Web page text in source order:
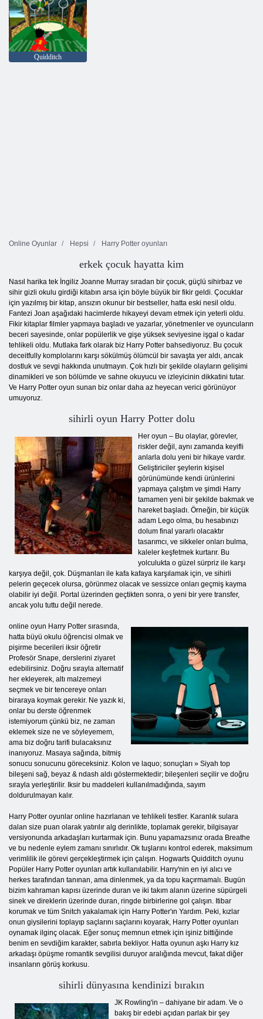
Quidditch
Online Oyunlar Hepsi Harry Potter oyunları
erkek çocuk hayatta kim
Nasıl harika tek İngiliz Joanne Murray sıradan bir çocuk, güçlü sihirbaz ve
sihir gizli okulu girdiği kitabın arsa için böyle büyük bir fikir geldi. Çocuklar
için yazılmış bir kitap, ansızın okunur bir bestseller, hatta eski nesil oldu.
Fantezi Joan aşağıdaki hacimlerde hikayeyi devam etmek için yeterli oldu.
Fikir kitaplar filmler yapmaya başladı ve yazarlar, yönetmenler ve oyuncuların
beceri sayesinde, onlar popülerlik ve gişe yüksek seviyesine işgal o kadar
tehlikeli oldu. Mutlaka fark olarak biz Harry Potter bahsediyoruz. Bu çocuk
deceitfully komplolarını karşı sökülmüş ölümcül bir savaşta yer aldı, ancak
dostluk ve sevgi hakkında unutmayın. Çok hızlı bir şekilde olayların gelişimi
dinamikleri ve son bölümde ve sahne okuyucu ve izleyicinin dikkatini tutar.
Ve Harry Potter oyun sunan biz onlar daha az heyecan verici görünüyor
umuyoruz.
sihirli oyun Harry Potter dolu
Her oyun – Bu olaylar, görevler,
riskler değil, aynı zamanda keyifli
anlarla dolu yeni bir hikaye vardır.
Geliştiriciler şeylerin kişisel
görünümünde kendi ürünlerini
yapmaya çalıştım ve şimdi Harry
tamamen yeni bir şekilde bakmak ve
hareket başladı. Örneğin, bir küçük
adam Lego olma, bu hesabınızı
dolum final yararlı olacaktır
tasarımcı, ve sikkeler onları bulma,
kaleler keşfetmek kurtarır. Bu
yolculukta o güzel sürpriz ile karşı
karşıya değil, çok. Düşmanları ile kafa kafaya karşılamak için, ve sihirli
pelerin geçecek olursa, görünmez olacak ve sessizce onları geçmiş kayma
olabilir iyi değil. Portal üzerinden geçtikten sonra, o yeni bir yere transfer,
ancak yolu tuttu değil nerede.
online oyun Harry Potter sırasında,
hatta büyü okulu öğrencisi olmak ve
pişirme becerileri iksir öğretir
Profesör Snape, derslerini ziyaret
edebilirsiniz. Doğru sırayla alternatif
her ekleyerek, altı malzemeyi
seçmek ve bir tencereye onları
biraraya koymak gerekir. Ne yazık ki,
onlar bu derste öğrenmek
istemiyorum çünkü biz, ne zaman
eklemek size ne ve söyleyemem,
ama biz doğru tarifi bulacaksınız
inanıyoruz. Masaya sağında, bitmiş
sonucu sonucunu göreceksiniz. Kolon ve laquo; sonuçları » Siyah top
bileşeni sağ, beyaz & ndash aldı göstermektedir; bileşenleri seçilir ve doğru
sırayla yerleştirilir. Iksir bu maddeleri kullanılmadığında, sayım
doldurulmayan kalır.
Harry Potter oyunlar online hazırlanan ve tehlikeli testler. Karanlık sulara
dalan size puan olarak yatırılır alg derinlikte, toplamak gerekir, bilgisayar
versiyonunda arkadaşları kurtarmak için. Bunu yapamazsınız orada Breathe
ve bu nedenle eylem zamanı sınırlıdır. Ok tuşlarını kontrol ederek, maksimum
verimlilik ile görevi gerçekleştirmek için çalışın. Hogwarts Quidditch oyunu
Popüler Harry Potter oyunları artık kullanılabilir. Harry'nin en iyi alıcı ve
herkes tarafından tanınan, ama dinlenmek, ya da topu kaçırmamalı. Bugün
bizim kahraman kapısı üzerinde duran ve iki takım alanın üzerine süpürgeli
sinek ve direklerin üzerinde duran, ringde birbirlerine gol çalışın. Itibar
korumak ve tüm Snitch yakalamak için Harry Potter'ın Yardım. Peki, kızlar
onun giysilerini toplayıp saçlarını saçlarını koyarak, Harry Potter oyunları
oynamak ilginç olacak. Eğer sonuç memnun etmek için işiniz bittiğinde
benim en sevdiğim karakter, sabırla bekliyor. Hatta oyunun aşkı Harry kız
arkadaşı öpüşme romantik sevgilisi duruyor aralığında mevcut, fakat diğer
insanların görüş korkusu.
sihirli dünyasına kendinizi bırakın
JK Rowling'in – dahiyane bir adam. Ve o
bakış bir edebi açıdan parlak bir şey